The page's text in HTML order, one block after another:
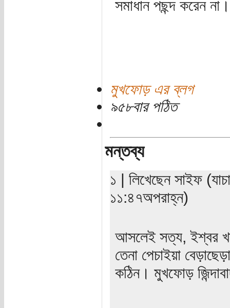
সমাধান পছন্দ করেন না।
মুখফোড় এর ব্লগ
৯৫৮বার পঠিত
মন্তব্য
১ | লিখেছেন সাইফ
১১:৪৭অপরাহ্ন)
আসলেই সত্য, ইশ্বর
তেনা পেচাইয়া
কঠিন। মুখফোড়